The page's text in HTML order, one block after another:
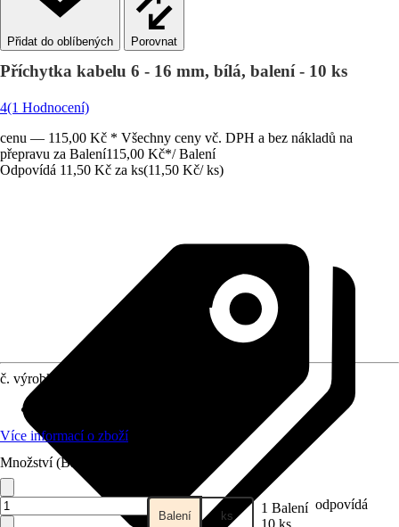
Porovnat
Příchytka kabelu 6 - 16 mm, bílá, balení - 10 ks
4(1 Hodnocení)
cenu — 115,00 Kč * Všechny ceny vč. DPH a bez nákladů na
přepravu za Balení115,00 Kč*/ Balení
Odpovídá 11,50 Kč za ks(11,50 Kč/ ks)
č. výrobku
Více informací o zboží
Množství (Balení)
Balení ks 1 Balení odpovídá
10 ks